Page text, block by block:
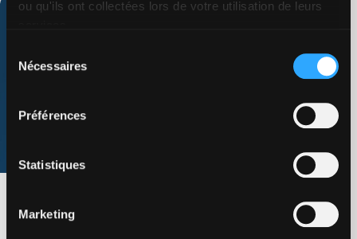
ou qu'ils ont collectées lors de votre utilisation de leurs
Nécessaires
Préférences
Statistiques
Marketing
accélérons ensemble la e-santé